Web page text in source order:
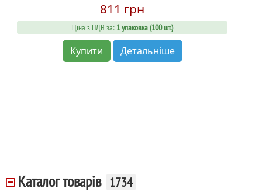
811 грн
Ціна з ПДВ за: 1 упаковка (100 шт.)
Купити Детальніше
Каталог товарів 1734